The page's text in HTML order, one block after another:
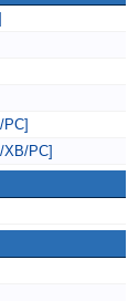
PC]